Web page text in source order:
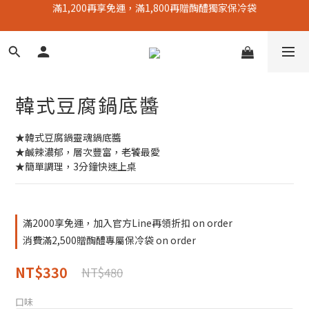
成為官方LINE好友 ( @taolee ) 立即領＄５０
韓式豆腐鍋底醬
★韓式豆腐鍋靈魂鍋底醬
★鹹辣濃郁，層次豐富，老饕最愛
★簡單調理，3分鐘快速上桌
滿2000享免運，加入官方Line再領折扣 on order
消費滿2,500贈醄醴專屬保冷袋 on order
NT$330 NT$480
口味